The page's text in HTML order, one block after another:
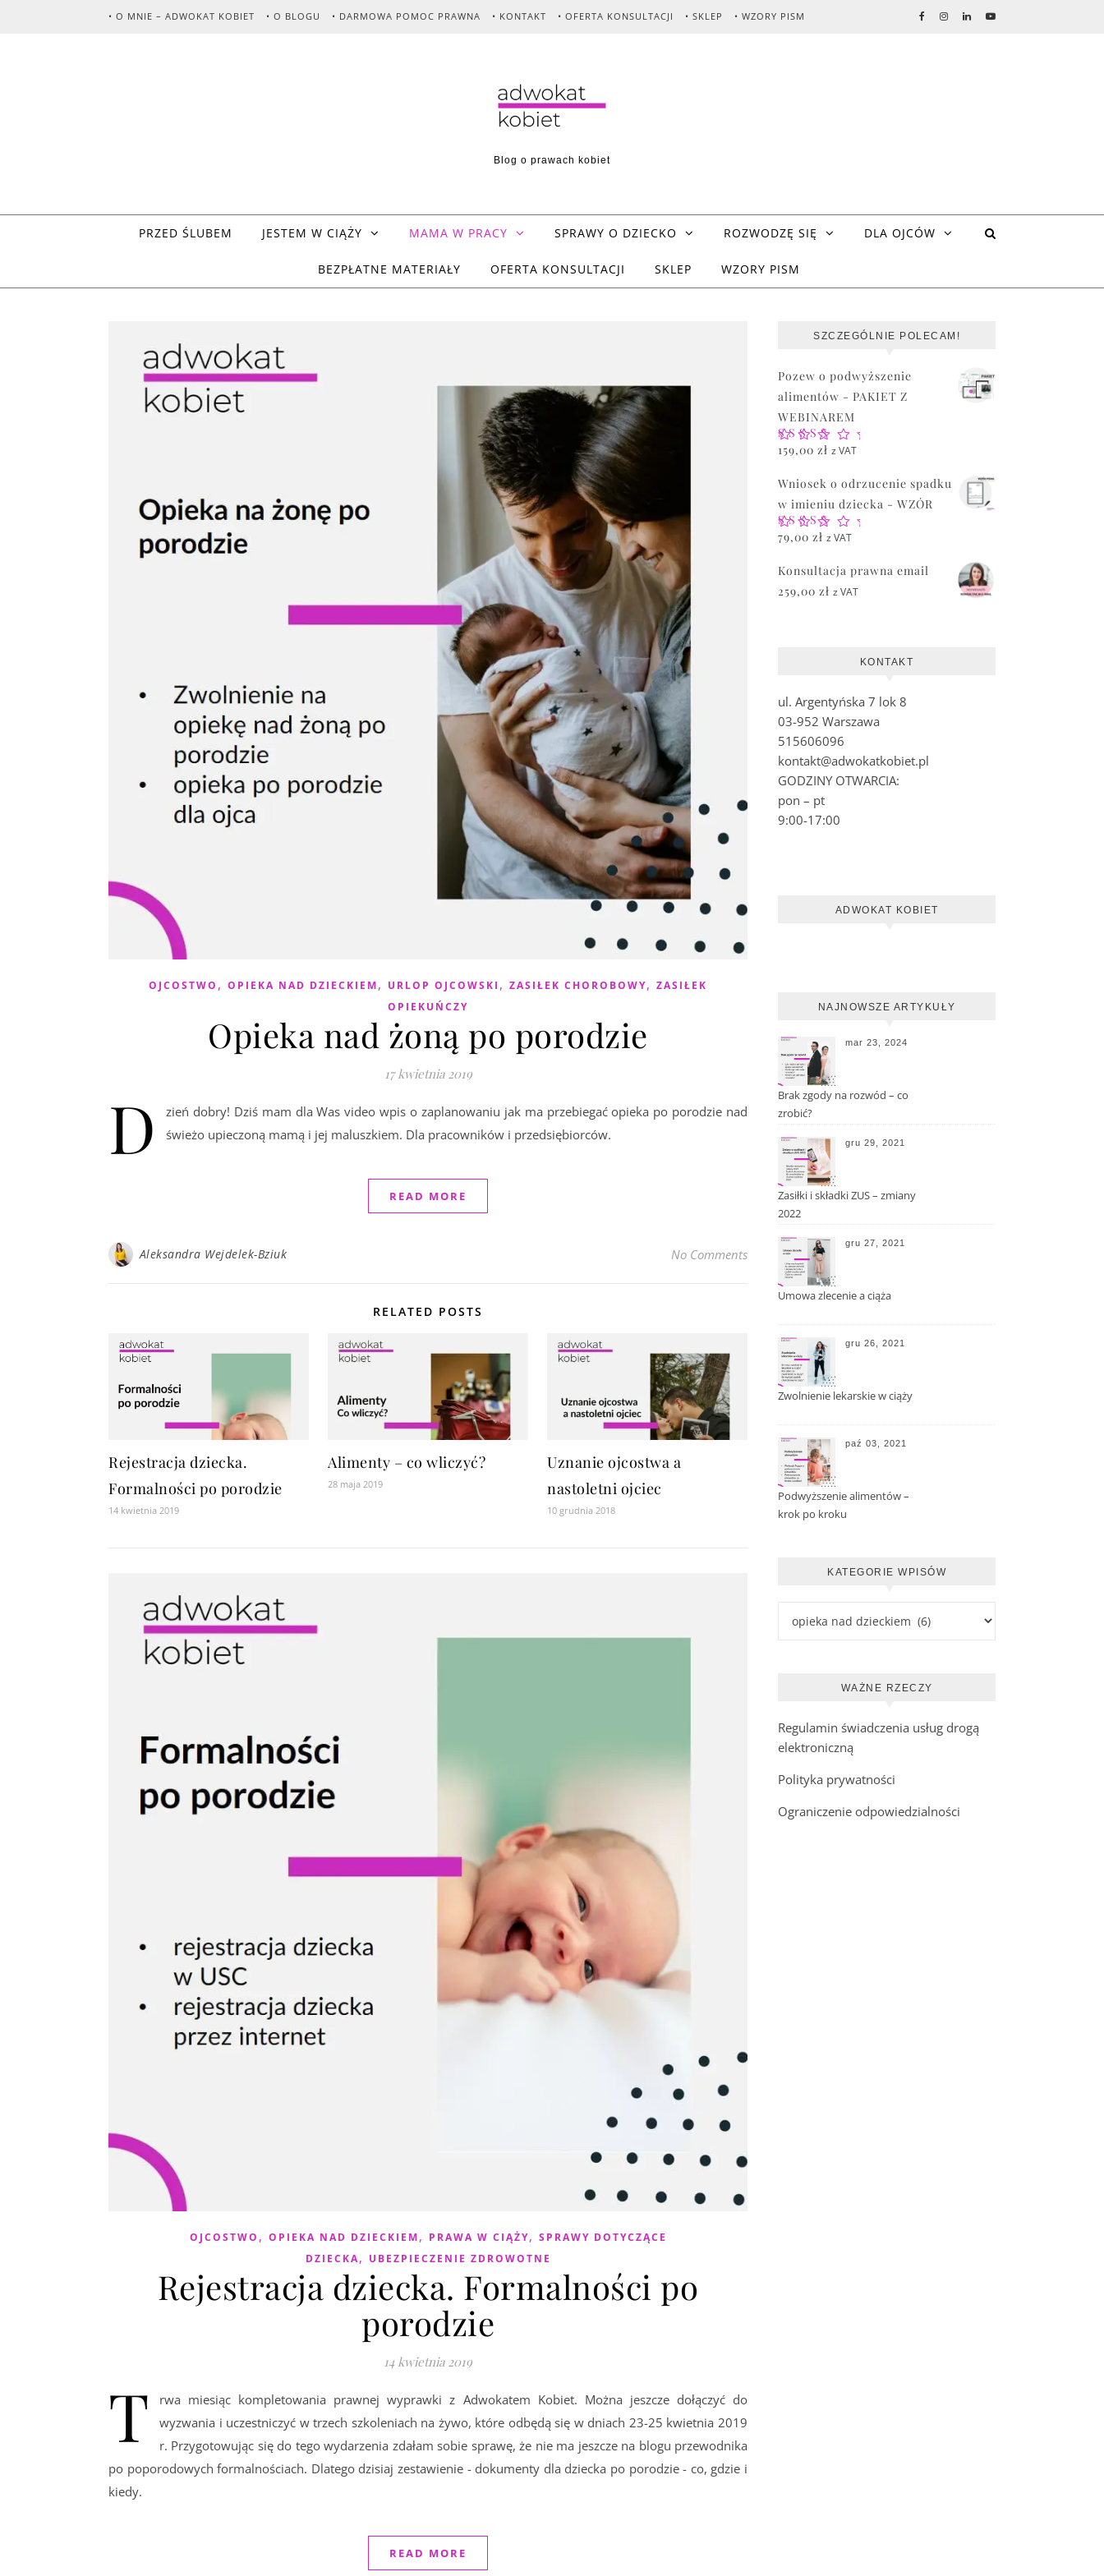
• O MNIE – ADWOKAT KOBIET • O BLOGU • DARMOWA POMOC PRAWNA • KONTAKT • OFERTA KONSULTACJI • SKLEP • WZORY PISM
Blog o prawach kobiet
PRZED ŚLUBEM JESTEM W CIĄŻY MAMA W PRACY SPRAWY O DZIECKO ROZWODZĘ SIĘ DLA OJCÓW
BEZPŁATNE MATERIAŁY OFERTA KONSULTACJI SKLEP WZORY PISM
OJCOSTWO , OPIEKA NAD DZIECKIEM, URLOP OJCOWSKI , ZASIŁEK CHOROBOWY, ZASIŁEK
OPIEKUŃCZY
Opieka nad żoną po porodzie
17 kwietnia 2019
D
zień dobry! Dziś mam dla Was video wpis o zaplanowaniu jak ma przebiegać opieka po porodzie nad
świeżo upieczoną mamą i jej maluszkiem. Dla pracowników i przedsiębiorców.
READ MORE
Aleksandra Wejdelek-Bziuk No Comments
RELATED POSTS
Rejestracja dziecka.
Formalności po porodzie
14 kwietnia 2019
Alimenty – co wliczyć?
28 maja 2019
Uznanie ojcostwa a
nastoletni ojciec
10 grudnia 2018
OJCOSTWO , OPIEKA NAD DZIECKIEM, PRAWA W CIĄŻY, SPRAWY DOTYCZĄCE
DZIECKA, UBEZPIECZENIE ZDROWOTNE
Rejestracja dziecka. Formalności po
porodzie
14 kwietnia 2019
T
rwa miesiąc kompletowania prawnej wyprawki z Adwokatem Kobiet. Można jeszcze dołączyć do
wyzwania i uczestniczyć w trzech szkoleniach na żywo, które odbędą się w dniach 23-25 kwietnia 2019
r. Przygotowując się do tego wydarzenia zdałam sobie sprawę, że nie ma jeszcze na blogu przewodnika
po poporodowych formalnościach. Dlatego dzisiaj zestawienie - dokumenty dla dziecka po porodzie - co, gdzie i
kiedy.
READ MORE
SZCZEGÓLNIE POLECAM!
Pozew o podwyższenie
alimentów - PAKIET Z
WEBINAREM
Oceniono
5.00
159,00 zł z VAT
Wniosek o odrzucenie spadku
w imieniu dziecka - WZÓR
Oceniono
5.00
79,00 zł z VAT
Konsultacja prawna email
259,00 zł z VAT
KONTAKT
ul. Argentyńska 7 lok 8
03-952 Warszawa
515606096
kontakt@adwokatkobiet.pl
GODZINY OTWARCIA:
pon – pt
9:00-17:00
ADWOKAT KOBIET
NAJNOWSZE ARTYKUŁY
mar 23, 2024
Brak zgody na rozwód – co
zrobić?
gru 29, 2021
Zasiłki i składki ZUS – zmiany
2022
gru 27, 2021
Umowa zlecenie a ciąża
gru 26, 2021
Zwolnienie lekarskie w ciąży
paź 03, 2021
Podwyższenie alimentów –
krok po kroku
KATEGORIE WPISÓW
WAŻNE RZECZY
Regulamin świadczenia usług drogą
elektroniczną
Polityka prywatności
Ograniczenie odpowiedzialności